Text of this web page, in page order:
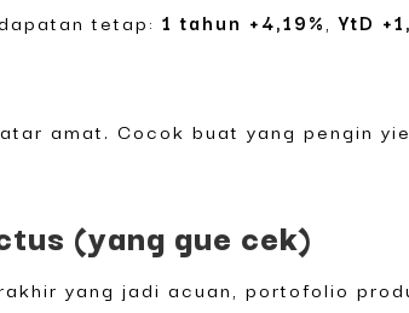
tetap:1 tahun +4,19%,YtD
amat. Cocok buat yang pengin
(yang gue cek)
yang jadi acuan, portofolio